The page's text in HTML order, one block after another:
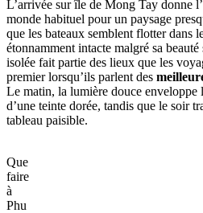
L’arrivée sur île de Mong Tay donne
monde habituel pour un paysage
que les bateaux semblent flotter dans
étonnamment intacte malgré sa
isolée fait partie des lieux que les
premier lorsqu’ils parlent des
Le matin, la lumière douce enveloppe
d’une teinte dorée, tandis que le soir
tableau paisible.
Que
faire
à
Phu